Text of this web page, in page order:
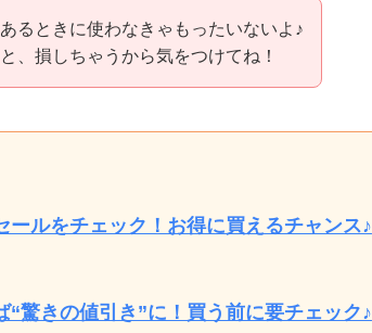
るときに使わなきゃもったいないよ♪
、損しちゃうから気をつけてね！
ールをチェック！お得に買えるチャンス♪
驚きの値引き”に！買う前に要チェック♪